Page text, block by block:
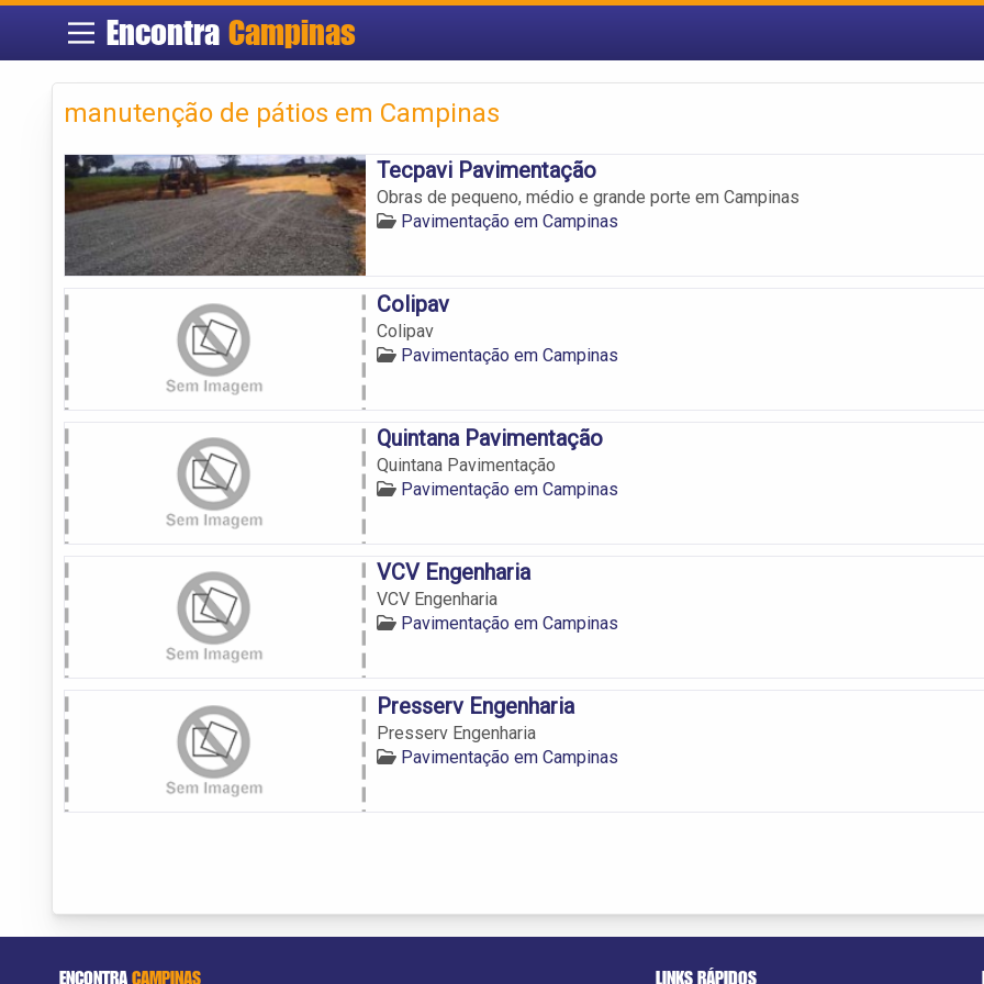
EncontraCampinas
manutenção de pátios em Campinas
Tecpavi Pavimentação
Obras de pequeno, médio e grande porte em Campinas
Pavimentação em Campinas
Colipav
Colipav
Pavimentação em Campinas
Quintana Pavimentação
Quintana Pavimentação
Pavimentação em Campinas
VCV Engenharia
VCV Engenharia
Pavimentação em Campinas
Presserv Engenharia
Presserv Engenharia
Pavimentação em Campinas
ENCONTRACAMPINAS LINKS RÁPIDOS